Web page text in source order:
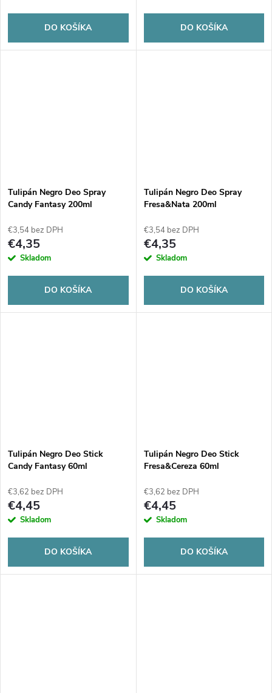
DO KOŠÍKA DO KOŠÍKA
Tulipán Negro Deo Spray
Candy Fantasy 200ml
€3,54 bez DPH
€4,35
Skladom
DO KOŠÍKA
Tulipán Negro Deo Spray
Fresa&Nata 200ml
€3,54 bez DPH
€4,35
Skladom
DO KOŠÍKA
Tulipán Negro Deo Stick
Candy Fantasy 60ml
€3,62 bez DPH
€4,45
Skladom
DO KOŠÍKA
Tulipán Negro Deo Stick
Fresa&Cereza 60ml
€3,62 bez DPH
€4,45
Skladom
DO KOŠÍKA